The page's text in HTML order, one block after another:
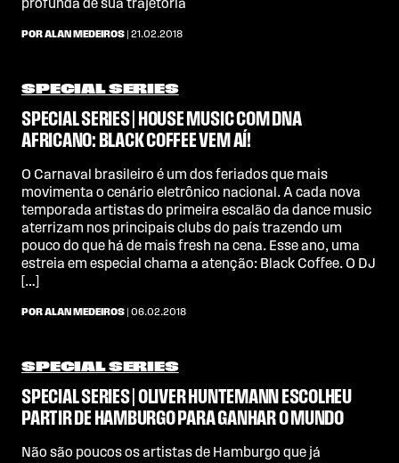
profunda de sua trajetória
POR ALAN MEDEIROS | 21.02.2018
SPECIAL SERIES
SPECIAL SERIES | HOUSE MUSIC COM DNA
AFRICANO: BLACK COFFEE VEM AÍ!
O Carnaval brasileiro é um dos feriados que mais
movimenta o cenário eletrônico nacional. A cada nova
temporada artistas do primeira escalão da dance music
aterrizam nos principais clubs do país trazendo um
pouco do que há de mais fresh na cena. Esse ano, uma
estreia em especial chama a atenção: Black Coffee. O DJ
[…]
POR ALAN MEDEIROS | 06.02.2018
SPECIAL SERIES
SPECIAL SERIES | OLIVER HUNTEMANN ESCOLHEU
PARTIR DE HAMBURGO PARA GANHAR O MUNDO
Não são poucos os artistas de Hamburgo que já